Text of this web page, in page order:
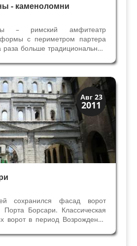
- каменоломни
– римский амфитеатр
формы с периметром партера
больше традициональных
аккустический
одновременно, минимальное
Авг 23
2011
в Вероне
сохранился фасад ворот
Борсари. Классическая
ворот в период Возрождения
Палладио, ДжованМария